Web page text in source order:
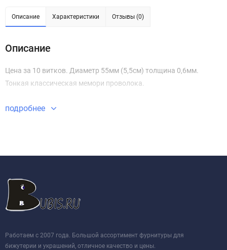
Описание Характеристики Отзывы (0)
Описание
Цена за 10 витков. Диаметр 55мм (5,5см) толщина 0,6мм.
Тонкая классическая мемори проволока.
подробнее
Работаем с 2007 года. Большой ассортимент фурнитуры для
бижутерии и украшений, отличное качество и цены.